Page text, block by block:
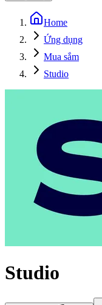
Home
Ứng dụng
Mua sắm
Studio
Studio